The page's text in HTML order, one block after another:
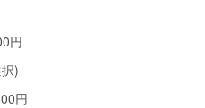
円
)
円